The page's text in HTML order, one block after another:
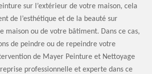
sur l’extérieur de votre maison, cela
de l’esthétique et de la beauté sur
maison ou de votre bâtiment. Dans ce cas,
de peindre ou de repeindre votre
de Mayer Peinture et Nettoyage
professionnelle et experte dans ce